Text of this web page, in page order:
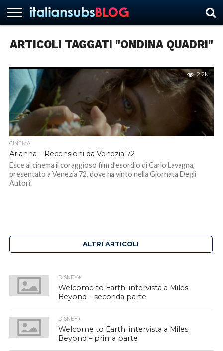
NEWS
ASCOLTI
RECENSIONI
INTERVISTE
CURIOSITÀ
CHI
SIAMO
CONTATTACI
FORUM
ITALIANSUBS
ARTICOLI TAGGATI "ONDINA QUADRI"
2.2K
CINEMA
Arianna – Recensioni da Venezia 72
Esce al cinema il coraggioso film d’esordio di Carlo Lavagna,
presentato a Venezia 72, dove ha vinto nella Giornata Degli
Autori.
ALTRI ARTICOLI
DISNEY+
Welcome to Earth: intervista a Miles
Beyond – seconda parte
DISNEY+
Welcome to Earth: intervista a Miles
Beyond – prima parte